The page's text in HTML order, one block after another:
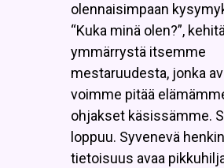
olennaisimpaan
“Kuka minä olen?”,
ymmärrystä itsemme
mestaruudesta, jonka
voimme pitää
ohjakset käsissämme.
loppuu. Syvenevä
tietoisuus avaa